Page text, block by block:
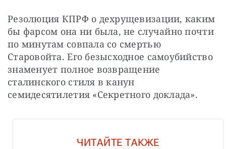
Резолюция КПРФ о дехрущевизации, каким
бы фарсом она ни была, не случайно почти
по минутам совпала со смертью
Старовойта. Его безысходное самоубийство
знаменует полное возвращение
сталинского стиля в канун
семидесятилетия «Секретного доклада».
ЧИТАЙТЕ ТАКЖЕ